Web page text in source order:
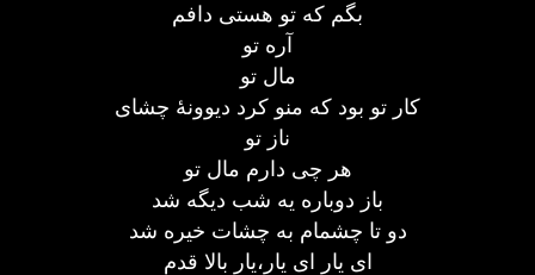
بگم که تو هستی دافم
آره تو
مال تو
کار تو بود که منو کرد دیوونۀ چشای
ناز تو
هر چی دارم مال تو
باز دوباره یه شب دیگه شد
دو تا چشمام به چشات خیره شد
ای یار ای یار،یار بالا قدم